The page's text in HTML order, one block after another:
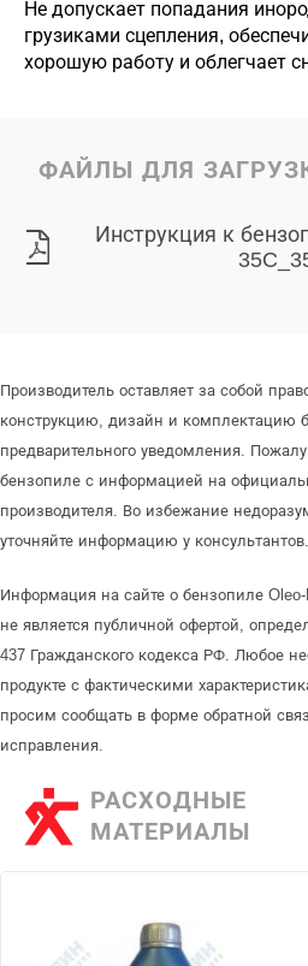
Не допускает попадания
грузиками сцепления,
хорошую работу и облегчает
ФАЙЛЫ ДЛЯ
Инструкция к
Производитель оставляет за собой
конструкцию, дизайн и комплектацию
предварительного уведомления.
бензопиле с информацией на
производителя. Во избежание
уточняйте информацию у консультантов.
Информация на сайте о бензопиле
не является публичной офертой,
437 Гражданского кодекса РФ. Любое
продукте с фактическими
просим сообщать в форме обратной
исправления.
РАСХОДНЫЕ
МАТЕРИАЛЫ